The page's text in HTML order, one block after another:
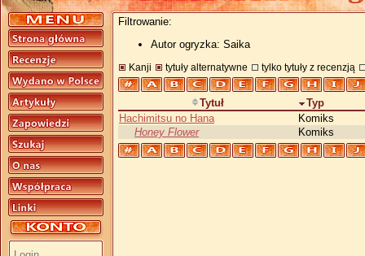
Filtrowanie:
Autor ogryzka: Saika
Kanji tytuły alternatywne tylko tytuły z recenzją
Tytuł
Typ
Hachimitsu no Hana
Komiks
Honey Flower
Komiks